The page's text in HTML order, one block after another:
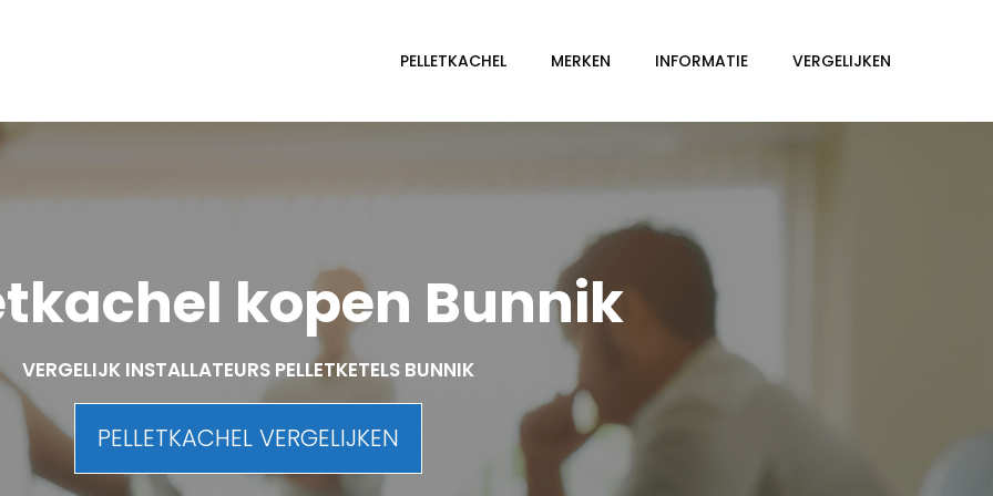
PELLETKACHEL MERKEN INFORMATIE VERGELIJKEN
kopen Bunnik
VERGELIJK INSTALLATEURS PELLETKETELS BUNNIK
PELLETKACHEL VERGELIJKEN